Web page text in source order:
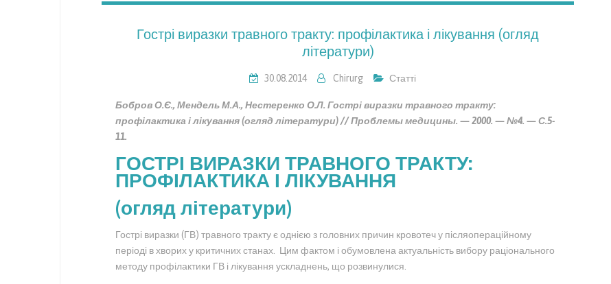
Гострі виразки травного тракту: профілактика і лікування (огляд
літератури)
30.08.2014 Chirurg Статті
Бобров О.Є., Мендель М.А., Нестеренко О.Л. Гострі виразки травного тракту:
профілактика і лікування (огляд літератури) // Проблемы медицины. — 2000. — №4. — С.5-
11.
ГОСТРІ ВИРАЗКИ ТРАВНОГО ТРАКТУ:
ПРОФІЛАКТИКА І ЛІКУВАННЯ
(огляд літератури)
Гострі виразки (ГВ) травного тракту є однією з головних причин кровотеч у післяопераційному
періоді в хворих у критичних станах. Цим фактом і обумовлена актуальність вибору раціонального
методу профілактики ГВ і лікування ускладнень, що розвинулися.